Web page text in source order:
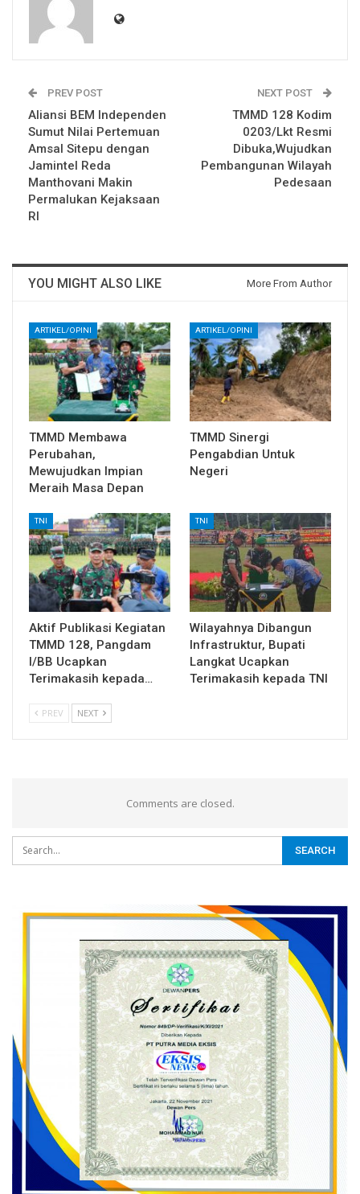
PREV POST
Aliansi BEM Independen
Sumut Nilai Pertemuan
Amsal Sitepu dengan
Jamintel Reda
Manthovani Makin
Permalukan Kejaksaan
RI
NEXT POST
TMMD 128 Kodim
0203/Lkt Resmi
Dibuka,Wujudkan
Pembangunan Wilayah
Pedesaan
YOU MIGHT ALSO LIKE More From Author
ARTIKEL/OPINI
TMMD Membawa
Perubahan,
Mewujudkan Impian
Meraih Masa Depan
ARTIKEL/OPINI
TMMD Sinergi
Pengabdian Untuk
Negeri
TNI
Aktif Publikasi Kegiatan
TMMD 128, Pangdam
I/BB Ucapkan
Terimakasih kepada…
TNI
Wilayahnya Dibangun
Infrastruktur, Bupati
Langkat Ucapkan
Terimakasih kepada TNI
PREV NEXT
Comments are closed.